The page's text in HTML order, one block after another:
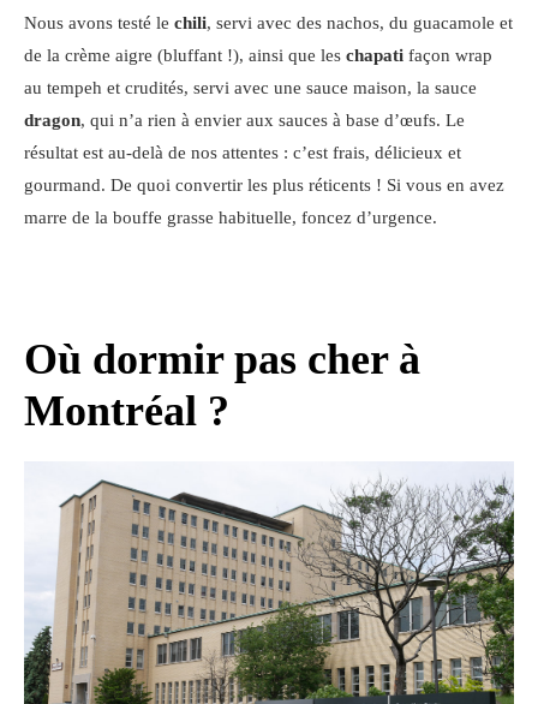
Nous avons testé le chili, servi avec des nachos, du guacamole et
de la crème aigre (bluffant !), ainsi que les chapati façon wrap
au tempeh et crudités, servi avec une sauce maison, la sauce
dragon, qui n’a rien à envier aux sauces à base d’œufs. Le
résultat est au-delà de nos attentes : c’est frais, délicieux et
gourmand. De quoi convertir les plus réticents ! Si vous en avez
marre de la bouffe grasse habituelle, foncez d’urgence.
Où dormir pas cher à
Montréal ?